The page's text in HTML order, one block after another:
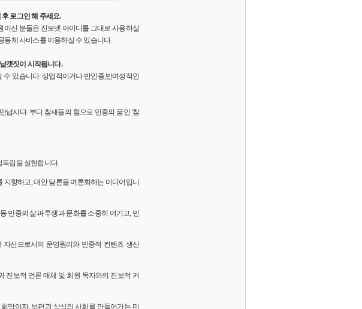
로그인 해 주세요.
신 분들은 진보넷 아이디를 그대로 사용하실
동체 사비스를 이용하실 수 있습니다.
갯짓이 시작됩니다.
수 있습니다. 상업적이거나 반인종,반여성적인
납시다. 부디 참새들의 힘으로 민중의 꿈인 '참
독립을 실현합니다.
지향하고, 대안 담론을 여론화하는 미디어입니
민중의 삶과 투쟁과 문화를 소중히 여기고, 민
산으로서의 운영원리와 민중적 컨텐츠 생산
진보적 언론 매체 및 회원 독자와의 진보적 커
망이자, 보편과 상식의 사회를 만들어가는 미